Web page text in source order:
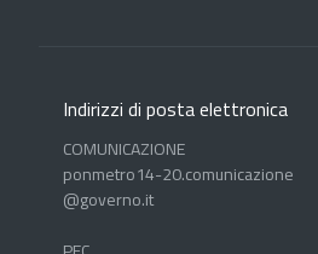
Indirizzi di posta elettronica
COMUNICAZIONE
ponmetro14-20.comunicazione
@governo.it